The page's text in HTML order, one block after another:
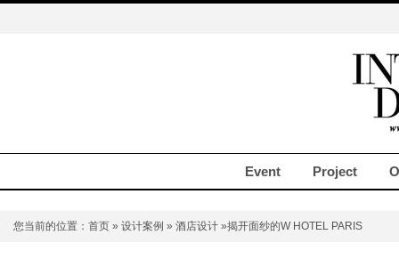
Event Project
您当前的位置： 首页 » 设计案例 » 酒店设计 »揭开面纱的W HOTEL PARIS